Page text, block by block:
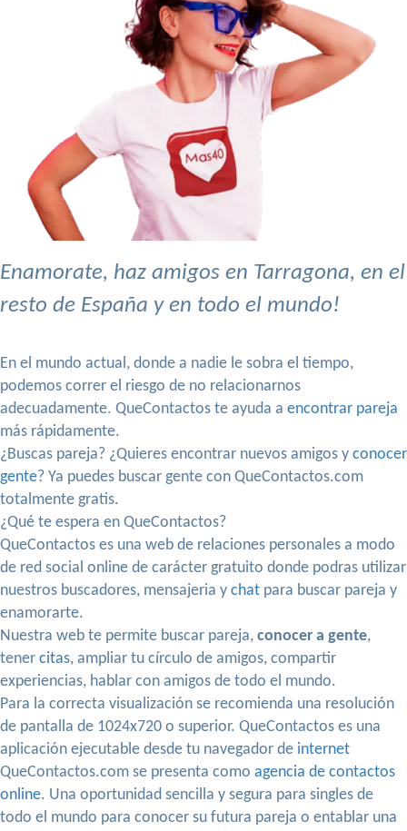
Enamorate, haz amigos en Tarragona, en el
resto de España y en todo el mundo!
En el mundo actual, donde a nadie le sobra el tiempo,
podemos correr el riesgo de no relacionarnos
adecuadamente. QueContactos te ayuda a encontrar pareja
más rápidamente.
¿Buscas pareja? ¿Quieres encontrar nuevos amigos y conocer
gente? Ya puedes buscar gente con QueContactos.com
totalmente gratis.
¿Qué te espera en QueContactos?
QueContactos es una web de relaciones personales a modo
de red social online de carácter gratuito donde podras utilizar
nuestros buscadores, mensajeria y chat para buscar pareja y
enamorarte.
Nuestra web te permite buscar pareja, conocer a gente,
tener citas, ampliar tu círculo de amigos, compartir
experiencias, hablar con amigos de todo el mundo.
Para la correcta visualización se recomienda una resolución
de pantalla de 1024x720 o superior. QueContactos es una
aplicación ejecutable desde tu navegador de internet
QueContactos.com se presenta como agencia de contactos
online. Una oportunidad sencilla y segura para singles de
todo el mundo para conocer su futura pareja o entablar una